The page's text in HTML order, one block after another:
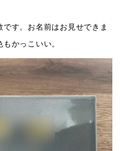
す。お名前はお見せできま
かっこいい。